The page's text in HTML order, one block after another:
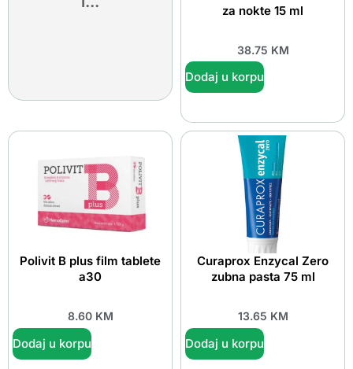
za nokte 15 ml
38.75 KM
Dodaj u korpu
Polivit B plus film tablete
a30
8.60 KM
Dodaj u korpu
Curaprox Enzycal Zero
zubna pasta 75 ml
13.65 KM
Dodaj u korpu